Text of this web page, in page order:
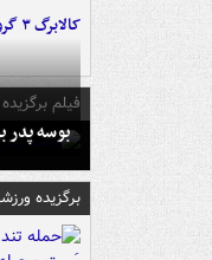
کالابرگ ۳ گروه شارژ شد
فیلم برگزیده
بوسه‌
برگزیده